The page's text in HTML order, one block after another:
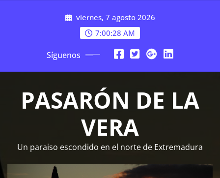
viernes, 7 agosto 2026
7:00:30 AM
Síguenos
PASARÓN DE LA
VERA
Un paraiso escondido en el norte de Extremadura